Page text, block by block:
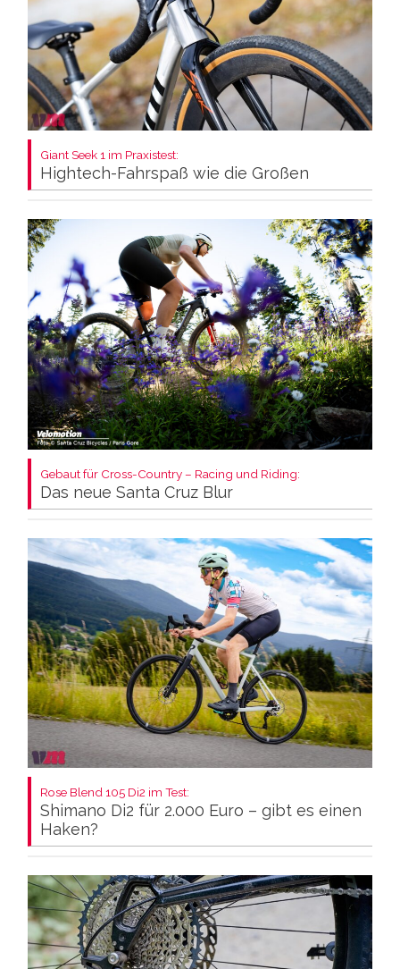
Giant Seek 1 im Praxistest:
Hightech-Fahrspaß wie die Großen
Gebaut für Cross-Country – Racing und Riding:
Das neue Santa Cruz Blur
Rose Blend 105 Di2 im Test:
Shimano Di2 für 2.000 Euro – gibt es einen
Haken?